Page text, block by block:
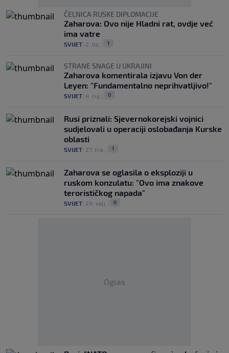
ČELNICA RUSKE DIPLOMACIJE
Zaharova: Ovo nije Hladni rat, ovdje već
ima vatre
SVIJET 2. lis. 1
STRANE SNAGE U UKRAJINI
Zaharova komentirala izjavu Von der
Leyen: "Fundamentalno neprihvatljivo!"
SVIJET 4. ruj. 0
Rusi priznali: Sjevernokorejski vojnici
sudjelovali u operaciji oslobađanja Kurske
oblasti
SVIJET 27. tra. 1
Zaharova se oglasila o eksploziji u
ruskom konzulatu: "Ovo ima znakove
terorističkog napada"
SVIJET 24. velj. 0
Oglas